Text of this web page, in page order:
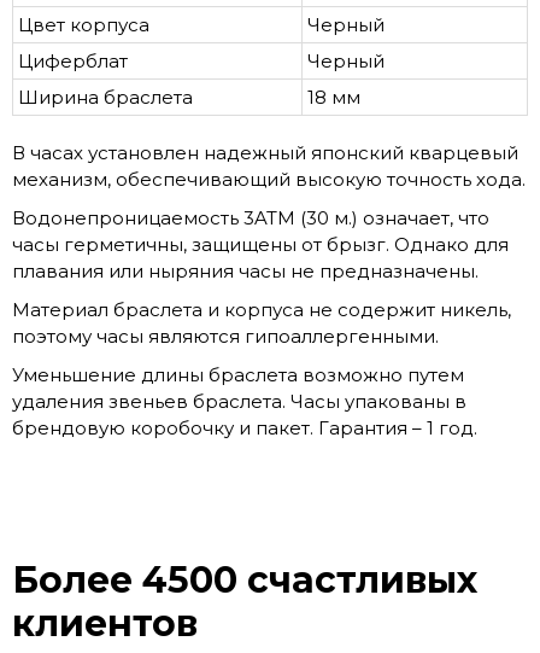
Цвет корпуса
Черный
Циферблат
Черный
Ширина браслета
18 мм
В часах установлен надежный японский кварцевый
механизм, обеспечивающий высокую точность хода.
Водонепроницаемость 3ATM (30 м.) означает, что
часы герметичны, защищены от брызг. Однако для
плавания или ныряния часы не предназначены.
Материал браслета и корпуса не содержит никель,
поэтому часы являются гипоаллергенными.
Уменьшение длины браслета возможно путем
удаления звеньев браслета. Часы упакованы в
брендовую коробочку и пакет. Гарантия – 1 год.
Более 4500 счастливых
клиентов